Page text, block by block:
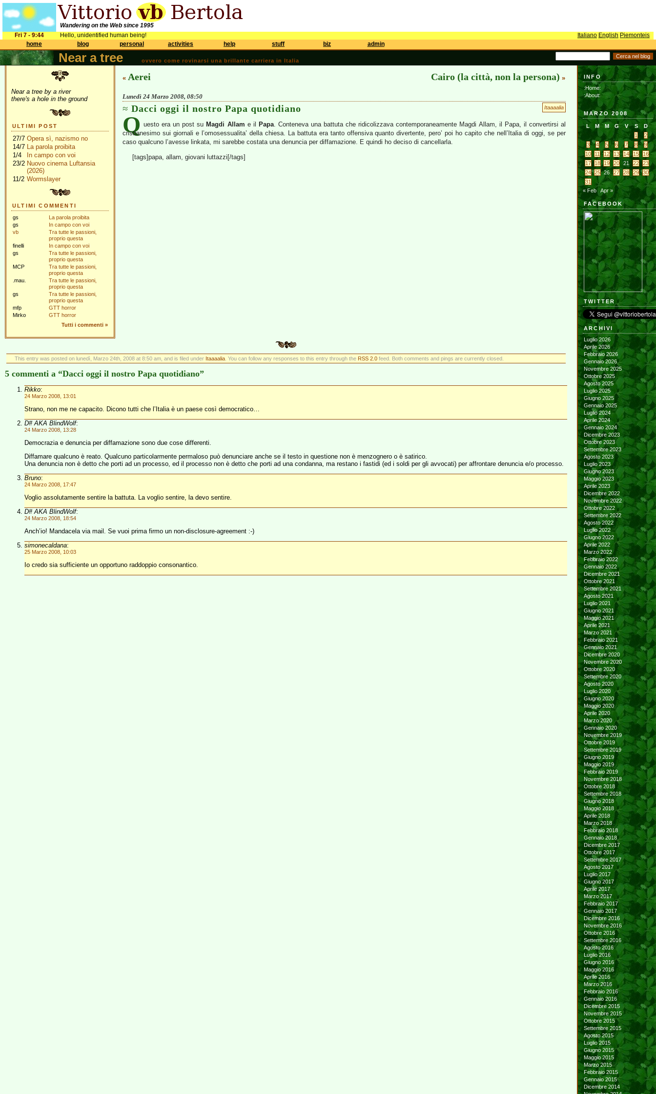
Wandering on the Web since 1995
Fri 7 - 9:44
Hello, unidentified human being! Italiano English Piemonteis
home
blog personal activities help stuff biz admin
Near a tree ovvero come rovinarsi una brillante carriera in Italia
Near a tree by a river
there's a hole in the ground
ULTIMI POST
27/7 Opera sì, nazismo no
14/7 La parola proibita
1/4
In campo con voi
23/2 Nuovo cinema Luftansia
(2026)
11/2 Wormslayer
ULTIMI COMMENTI
gs
La parola proibita
gs
In campo con voi
vb
Tra tutte le passioni,
proprio questa
finelli
In campo con voi
gs
Tra tutte le passioni,
proprio questa
MCP
Tra tutte le passioni,
proprio questa
.mau.
Tra tutte le passioni,
proprio questa
gs
Tra tutte le passioni,
proprio questa
mfp
GTT horror
Mirko
GTT horror
Tutti i commenti »
« Aerei Cairo (la città, non la persona) »
Lunedì 24 Marzo 2008, 08:50
Itaaaalia
Dacci oggi il nostro Papa quotidiano
Q uesto era un post su Magdi Allam e il Papa. Conteneva una battuta che ridicolizzava contemporaneamente Magdi Allam, il Papa, il convertirsi al
cristianesimo sui giornali e l’omosessualita’ della chiesa. La battuta era tanto offensiva quanto divertente, pero’ poi ho capito che nell’Italia di oggi, se per
caso qualcuno l’avesse linkata, mi sarebbe costata una denuncia per diffamazione. E quindi ho deciso di cancellarla.
[tags]papa, allam, giovani luttazzi[/tags]
This entry was posted on lunedì, Marzo 24th, 2008 at 8:50 am, and is filed under Itaaaalia. You can follow any responses to this entry through the RSS 2.0feed. Both comments and pings are currently closed.
5 commenti a “Dacci oggi il nostro Papa quotidiano”
Rikko:
24 Marzo 2008, 13:01
Strano, non me ne capacito. Dicono tutti che l’Italia è un paese così democratico…
D# AKA BlindWolf:
24 Marzo 2008, 13:28
Democrazia e denuncia per diffamazione sono due cose differenti.
Diffamare qualcuno è reato. Qualcuno particolarmente permaloso può denunciare anche se il testo in questione non è menzognero o è satirico.
Una denuncia non è detto che porti ad un processo, ed il processo non è detto che porti ad una condanna, ma restano i fastidi (ed i soldi per gli avvocati) per affrontare denuncia e/o processo.
Bruno:
24 Marzo 2008, 17:47
Voglio assolutamente sentire la battuta. La voglio sentire, la devo sentire.
D# AKA BlindWolf:
24 Marzo 2008, 18:54
Anch’io! Mandacela via mail. Se vuoi prima firmo un non-disclosure-agreement :-)
simonecaldana:
25 Marzo 2008, 10:03
Io credo sia sufficiente un opportuno raddoppio consonantico.
INFO
:Home:
:About:
MARZO 2008
L M M G V S
D
1
2
3
4 5 6 7 8
9
10
11 12 13 14 15
16
17
18 19 20 21 22
23
24
25 26 27 28 29
30
31
« Feb
Apr »
FACEBOOK
TWITTER
ARCHIVI
Luglio 2026
Aprile 2026
Febbraio 2026
Gennaio 2026
Novembre 2025
Ottobre 2025
Agosto 2025
Luglio 2025
Giugno 2025
Gennaio 2025
Luglio 2024
Aprile 2024
Gennaio 2024
Dicembre 2023
Ottobre 2023
Settembre 2023
Agosto 2023
Luglio 2023
Giugno 2023
Maggio 2023
Aprile 2023
Dicembre 2022
Novembre 2022
Ottobre 2022
Settembre 2022
Agosto 2022
Luglio 2022
Giugno 2022
Aprile 2022
Marzo 2022
Febbraio 2022
Gennaio 2022
Dicembre 2021
Ottobre 2021
Settembre 2021
Agosto 2021
Luglio 2021
Giugno 2021
Maggio 2021
Aprile 2021
Marzo 2021
Febbraio 2021
Gennaio 2021
Dicembre 2020
Novembre 2020
Ottobre 2020
Settembre 2020
Agosto 2020
Luglio 2020
Giugno 2020
Maggio 2020
Aprile 2020
Marzo 2020
Gennaio 2020
Novembre 2019
Ottobre 2019
Settembre 2019
Giugno 2019
Maggio 2019
Febbraio 2019
Novembre 2018
Ottobre 2018
Settembre 2018
Giugno 2018
Maggio 2018
Aprile 2018
Marzo 2018
Febbraio 2018
Gennaio 2018
Dicembre 2017
Ottobre 2017
Settembre 2017
Agosto 2017
Luglio 2017
Giugno 2017
Aprile 2017
Marzo 2017
Febbraio 2017
Gennaio 2017
Dicembre 2016
Novembre 2016
Ottobre 2016
Settembre 2016
Agosto 2016
Luglio 2016
Giugno 2016
Maggio 2016
Aprile 2016
Marzo 2016
Febbraio 2016
Gennaio 2016
Dicembre 2015
Novembre 2015
Ottobre 2015
Settembre 2015
Agosto 2015
Luglio 2015
Giugno 2015
Maggio 2015
Marzo 2015
Febbraio 2015
Gennaio 2015
Dicembre 2014